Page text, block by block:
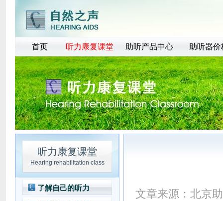
首页 听力康复课堂 助听产品中心 助听器价
听力康复课堂
Hearing rehabilitation class
了解自己的听力 文章来源： 北京